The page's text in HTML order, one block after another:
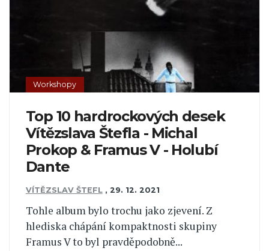
Workshopy
Top 10 hardrockových desek
Vítězslava Štefla - Michal
Prokop & Framus V - Holubí
Dante
VÍTĚZSLAV ŠTEFL , 29. 12. 2021
Tohle album bylo trochu jako zjevení. Z
hlediska chápání kompaktnosti skupiny
Framus V to byl pravděpodobně...